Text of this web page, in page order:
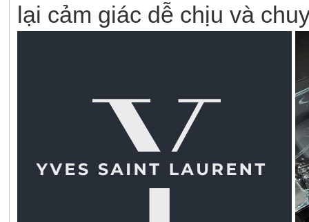
lại cảm giác dễ chịu và